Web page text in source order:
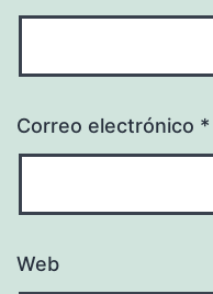
Correo electrónico *
Web